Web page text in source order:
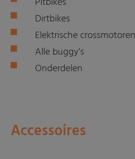
Dirtbikes
Elektrische crossmotoren
Alle buggy's
Onderdelen
Accessoires